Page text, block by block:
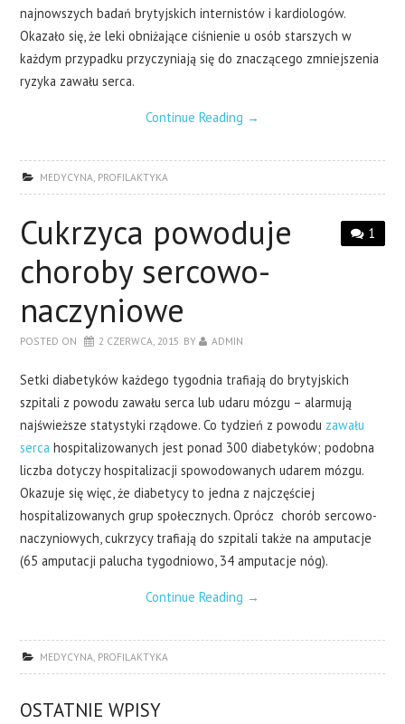
najnowszych badań brytyjskich internistów i kardiologów.
Okazało się, że leki obniżające ciśnienie u osób starszych w
każdym przypadku przyczyniają się do znaczącego zmniejszenia
ryzyka zawału serca.
Continue Reading →
MEDYCYNA, PROFILAKTYKA
1
Cukrzyca powoduje
choroby sercowo-
naczyniowe
POSTED ON 2 CZERWCA, 2015 BY ADMIN
Setki diabetyków każdego tygodnia trafiają do brytyjskich
szpitali z powodu zawału serca lub udaru mózgu – alarmują
najświeższe statystyki rządowe. Co tydzień z powodu zawału
serca hospitalizowanych jest ponad 300 diabetyków; podobna
liczba dotyczy hospitalizacji spowodowanych udarem mózgu.
Okazuje się więc, że diabetycy to jedna z najczęściej
hospitalizowanych grup społecznych. Oprócz chorób sercowo-
naczyniowych, cukrzycy trafiają do szpitali także na amputacje
(65 amputacji palucha tygodniowo, 34 amputacje nóg).
Continue Reading →
MEDYCYNA, PROFILAKTYKA
OSTATNIE WPISY